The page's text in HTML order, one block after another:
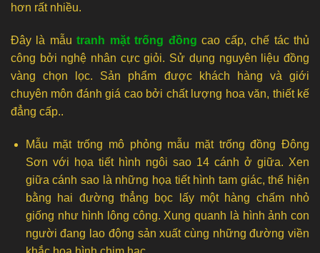
hơn rất nhiều.
Đây là mẫutranh mặt trống đồng cao cấp, chế tác thủ
công bởi nghệ nhân cực giỏi. Sử dụng nguyên liệu đồng
vàng chọn lọc. Sản phẩm được khách hàng và giới
chuyên môn đánh giá cao bởi chất lượng hoa văn, thiết kế
đẳng cấp..
Mẫu mặt trống mô phỏng mẫu mặt trống đồng Đông
Sơn với họa tiết hình ngôi sao 14 cánh ở giữa. Xen
giữa cánh sao là những họa tiết hình tam giác, thể hiện
bằng hai đường thẳng bọc lấy một hàng chấm nhỏ
giống như hình lông công. Xung quanh là hình ảnh con
người đang lao động sản xuất cùng những đường viền